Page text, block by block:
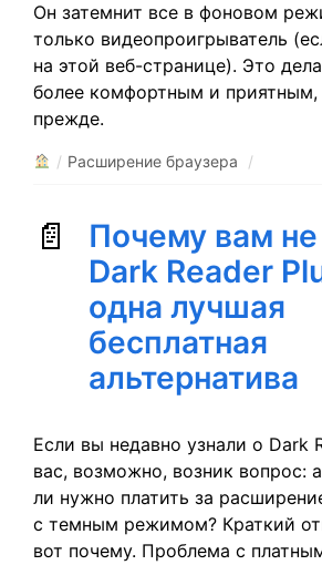
Он затемнит все в фоновом
только видеопроигрыватель
на этой веб-странице). Это
более комфортным и приятным,
прежде.
/ Расширение браузера /
Почему вам
Dark Reader
одна лучшая
бесплатная
альтернатива
Если вы недавно узнали о Dark
вас, возможно, возник вопрос:
ли нужно платить за
с темным режимом? Краткий
вот почему. Проблема с